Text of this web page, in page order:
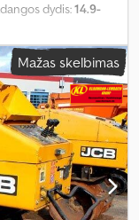
dydis:14.9-
, Įranga:UVV
kontrolė, visų
Mažas skelbimas